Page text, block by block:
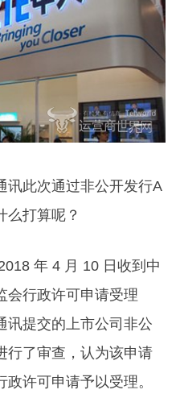
讯此次通过非公开发行A
么打算呢？
年 4 月 10 日收到中
会行政许可申请受理
讯提交的上市公司非公
行了审查，认为该申请
许可申请予以受理。